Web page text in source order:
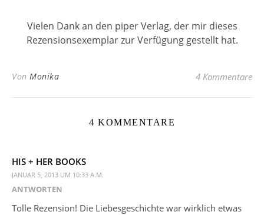
Vielen Dank an den piper Verlag, der mir dieses
Rezensionsexemplar zur Verfügung gestellt hat.
Von Monika 4 Kommentare
4 KOMMENTARE
HIS + HER BOOKS
JANUAR 5, 2013 UM 10:33 A.M.
ANTWORTEN
Tolle Rezension! Die Liebesgeschichte war wirklich etwas